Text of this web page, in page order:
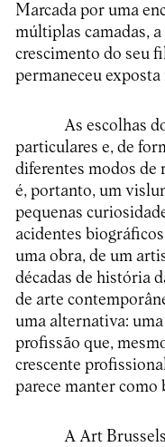
Marcada por uma
múltiplas camadas,
crescimento do seu
permaneceu exposta
As escolhas
particulares e, de
diferentes modos de
é, portanto, um
pequenas
acidentes
uma obra, de um
décadas de história
de arte
uma alternativa:
profissão que,
crescente
parece manter como
A Art